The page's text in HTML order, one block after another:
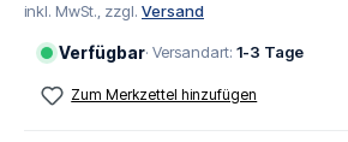
inkl. MwSt., zzgl. Versand
Verfügbar· Versandart: 1-3 Tage
Zum Merkzettel hinzufügen